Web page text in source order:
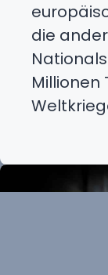
die
Millionen